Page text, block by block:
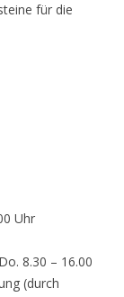
für die
Uhr
8.30 – 16.00
(durch